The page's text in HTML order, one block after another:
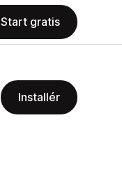
Start gratis
Installér